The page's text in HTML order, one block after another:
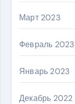
Март 2023
Февраль 2023
Январь 2023
Декабрь 2022